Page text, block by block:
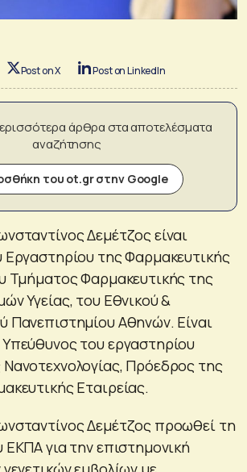
Post on X Post on LinkedIn
άρθρα στα αποτελέσματα
αναζήτησης
του ot.gr στην Google
Δεμέτζος είναι
Εργαστηρίου της Φαρμακευτικής
Τμήματος Φαρμακευτικής της
Υγείας, του Εθνικού &
Πανεπιστημίου Αθηνών. Είναι
του εργαστηρίου
Πρόεδρος της
Εταιρείας.
Δεμέτζος προωθεί τη
ΕΚΠΑ για την επιστημονική